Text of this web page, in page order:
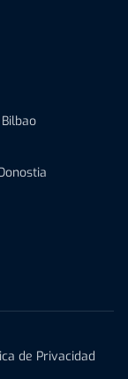
de Privacidad